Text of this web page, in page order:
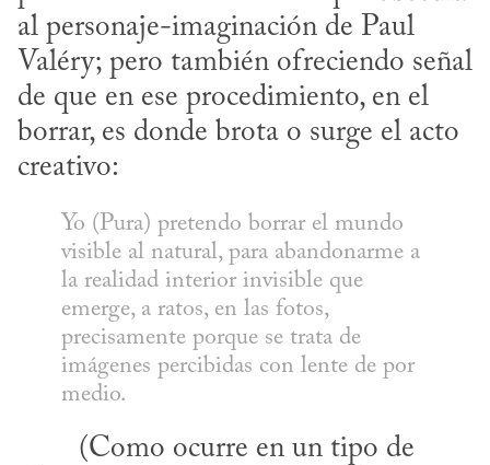
al personaje-imaginación de Paul
Valéry; pero también ofreciendo señal
de que en ese procedimiento, en el
borrar, es donde brota o surge el acto
creativo:
Yo (Pura) pretendo borrar el mundo
visible al natural, para abandonarme a
la realidad interior invisible que
emerge, a ratos, en las fotos,
precisamente porque se trata de
imágenes percibidas con lente de por
medio.